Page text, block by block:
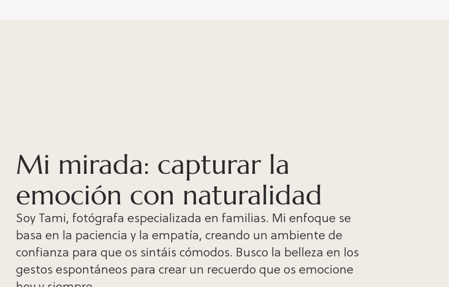
Mi mirada: capturar la
emoción con naturalidad
Soy Tami, fotógrafa especializada en familias. Mi enfoque se
basa en la paciencia y la empatía, creando un ambiente de
confianza para que os sintáis cómodos. Busco la belleza en los
gestos espontáneos para crear un recuerdo que os emocione